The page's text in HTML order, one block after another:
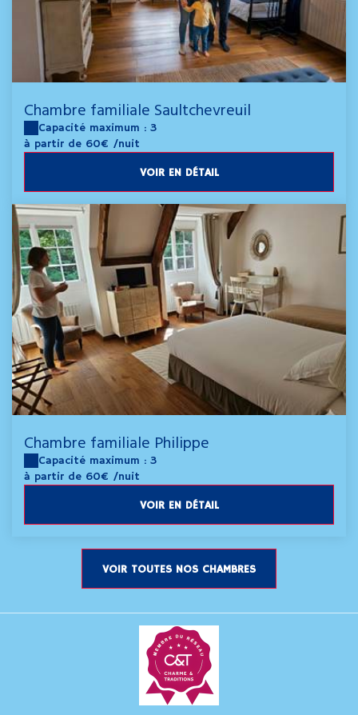
Chambre familiale Saultchevreuil
Capacité maximum : 3
à partir de 60€ /nuit
VOIR EN DÉTAIL
Chambre familiale Philippe
Capacité maximum : 3
à partir de 60€ /nuit
VOIR EN DÉTAIL
VOIR TOUTES NOS CHAMBRES